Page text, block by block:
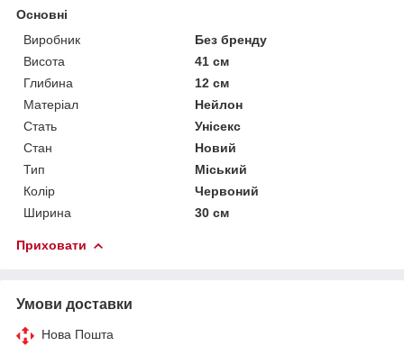
Основні
Виробник
Без бренду
Висота
41 см
Глибина
12 см
Матеріал
Нейлон
Стать
Унісекс
Стан
Новий
Тип
Міський
Колір
Червоний
Ширина
30 см
Приховати
Умови доставки
Нова Пошта